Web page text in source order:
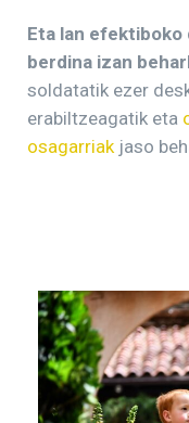
Eta lan efektiboko
berdina izan
soldatatik ezer
erabiltzeagatik eta
osagarriakjaso